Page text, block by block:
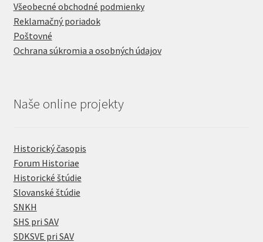
Všeobecné obchodné podmienky
Reklamačný poriadok
Poštovné
Ochrana súkromia a osobných údajov
Naše online projekty
Historický časopis
Forum Historiae
Historické štúdie
Slovanské štúdie
SNKH
SHS pri SAV
SDKSVE pri SAV